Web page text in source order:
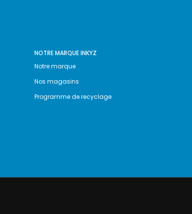
NOTRE MARQUE INKYZ
Notre marque
Nos magasins
Programme de recyclage